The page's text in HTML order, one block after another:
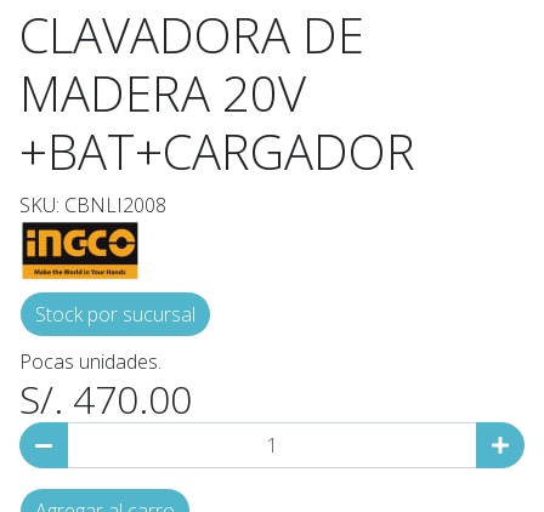
CLAVADORA DE
MADERA 20V
+BAT+CARGADOR
SKU: CBNLI2008
Stock por sucursal
Pocas unidades.
S/. 470.00